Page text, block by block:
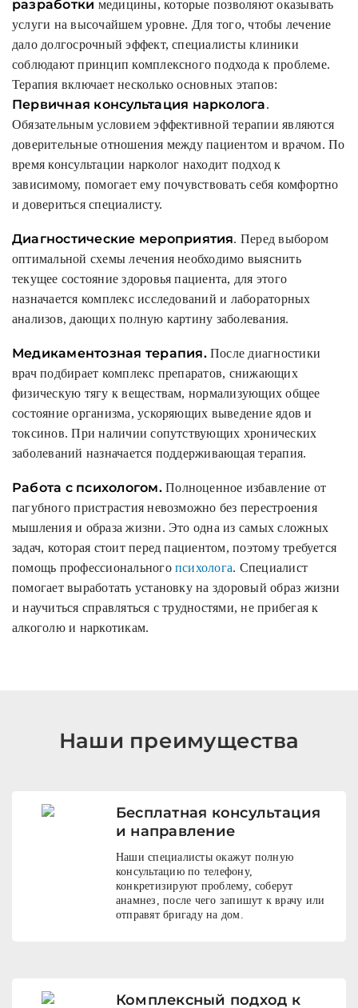
разработки медицины, которые позволяют оказывать
услуги на высочайшем уровне. Для того, чтобы лечение
дало долгосрочный эффект, специалисты клиники
соблюдают принцип комплексного подхода к проблеме.
Терапия включает несколько основных этапов:
Первичная консультация нарколога.
Обязательным условием эффективной терапии являются
доверительные отношения между пациентом и врачом. По
время консультации нарколог находит подход к
зависимому, помогает ему почувствовать себя комфортно
и довериться специалисту.
Диагностические мероприятия. Перед выбором
оптимальной схемы лечения необходимо выяснить
текущее состояние здоровья пациента, для этого
назначается комплекс исследований и лабораторных
анализов, дающих полную картину заболевания.
Медикаментозная терапия.После диагностики
врач подбирает комплекс препаратов, снижающих
физическую тягу к веществам, нормализующих общее
состояние организма, ускоряющих выведение ядов и
токсинов. При наличии сопутствующих хронических
заболеваний назначается поддерживающая терапия.
Работа с психологом.Полноценное избавление от
пагубного пристрастия невозможно без перестроения
мышления и образа жизни. Это одна из самых сложных
задач, которая стоит перед пациентом, поэтому требуется
помощь профессиональногопсихолога. Специалист
помогает выработать установку на здоровый образ жизни
и научиться справляться с трудностями, не прибегая к
алкоголю и наркотикам.
Наши преимущества
Бесплатная консультация
и направление
Наши специалисты окажут полную
консультацию по телефону,
конкретизируют проблему, соберут
анамнез, после чего запишут к врачу или
отправят бригаду на дом.
Комплексный подход к